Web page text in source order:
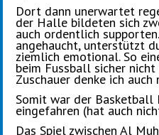
Dort dann unerwartet
der Halle bildeten sich
auch ordentlich
angehaucht, unterstützt
ziemlich emotional. So
beim Fussball sicher
Zuschauer denke ich auch
Somit war der Basketball
eingefahren (hat auch
Das Spiel zwischen Al